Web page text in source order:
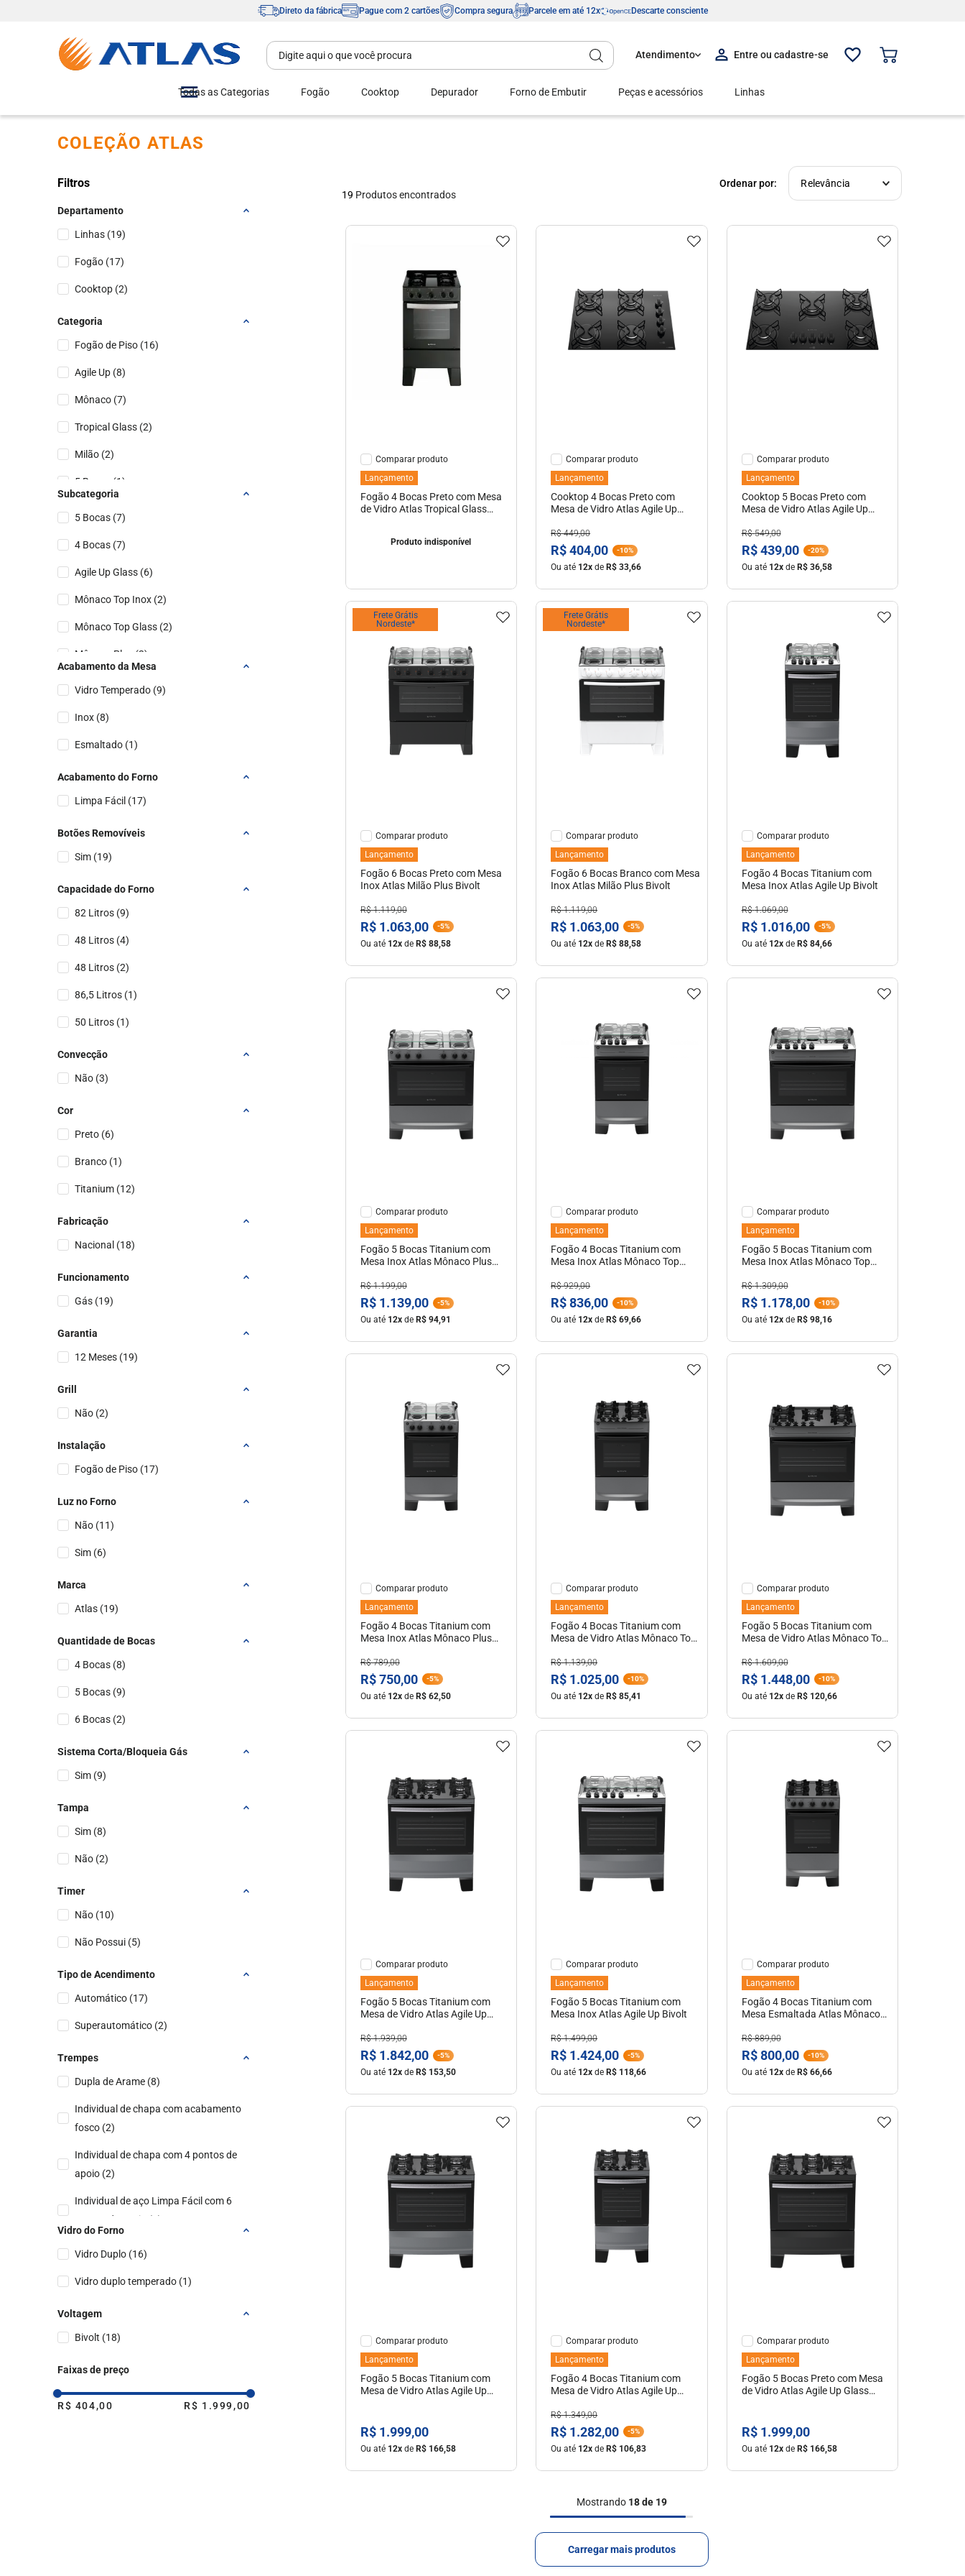
Direto da fábrica Pague com 2 cartões Compra segura Parcele em até 12x Descarte consciente
Digite aqui o que você procura Atendimento
Todas as Categorias Fogão Cooktop Depurador Forno de Embutir Peças e acessórios Linhas
COLEÇÃO ATLAS
Filtros
Departamento
Linhas (19)
Fogão (17)
Cooktop (2)
Categoria
Fogão de Piso (16)
Agile Up (8)
Mônaco (7)
Tropical Glass (2)
Milão (2)
5 Bocas (1)
Subcategoria
5 Bocas (7)
4 Bocas (7)
Agile Up Glass (6)
Mônaco Top Inox (2)
Mônaco Top Glass (2)
Mônaco Plus (2)
Acabamento da Mesa
Vidro Temperado (9)
Inox (8)
Esmaltado (1)
Acabamento do Forno
Limpa Fácil (17)
Botões Removíveis
Sim (19)
Capacidade do Forno
82 Litros (9)
48 Litros (4)
48 Litros (2)
86,5 Litros (1)
50 Litros (1)
Convecção
Não (3)
Cor
Preto (6)
Branco (1)
Titanium (12)
Fabricação
Nacional (18)
Funcionamento
Gás (19)
Garantia
12 Meses (19)
Grill
Não (2)
Instalação
Fogão de Piso (17)
Luz no Forno
Não (11)
Sim (6)
Marca
Atlas (19)
Quantidade de Bocas
4 Bocas (8)
5 Bocas (9)
6 Bocas (2)
Sistema Corta/Bloqueia Gás
Sim (9)
Tampa
Sim (8)
Não (2)
Timer
Não (10)
Não Possui (5)
Tipo de Acendimento
Automático (17)
Superautomático (2)
Trempes
Dupla de Arame (8)
Individual de chapa com acabamento
fosco (2)
Individual de chapa com 4 pontos de
apoio (2)
Individual de aço Limpa Fácil com 6
pontos de apoio
( )
Individual de Aço com Acabamento
Limpa Fácil
Vidro do Forno
Vidro Duplo (16)
Vidro duplo temperado (1)
Voltagem
Bivolt (18)
Faixas de preço
R$ 404,00 R$ 1.999,00
19 Produtos
Relevância
Comparar
Lançamento
Fogão 4 Bocas Preto com Mesa
de Vidro Atlas Tropical Glass
Produto indisponível
Comparar
Lançamento
Cooktop 4 Bocas Preto com
Mesa de Vidro Atlas Agile Up
R$ 449,00
R$404,00 -10%
Ou até 12x de R$ 33,66
Comparar
Lançamento
Cooktop 5 Bocas Preto com
Mesa de Vidro Atlas Agile Up
R$ 549,00
R$ 439,00 -20%
Ou até 12xde R$ 36,58
Comparar
Lançamento
Frete Grátis
Nordeste*
Fogão 6 Bocas Preto com Mesa
Inox Atlas Milão Plus Bivolt
R$ 1.119,00
R$ 1.063,00 -5%
Ou até 12xde R$ 88,58
Comparar
Lançamento
Frete Grátis
Nordeste*
Fogão 6 Bocas Branco com Mesa
Inox Atlas Milão Plus Bivolt
R$ 1.119,00
R$ 1.063,00 -5%
Ou até 12x deR$ 88,58
Comparar
Lançamento
Fogão 4 Bocas Titanium com
Mesa Inox Atlas Agile Up Bivolt
R$ 1.069,00
R$ 1.016,00 -5%
Ou até 12xde R$ 84,66
Comparar
Lançamento
Fogão 5 Bocas Titanium com
Mesa Inox Atlas Mônaco Plus
R$ 1.199,00
R$ 1.139,00 -5%
Ou até 12xde R$ 94,91
Comparar
Lançamento
Fogão 4 Bocas Titanium com
Mesa Inox Atlas Mônaco Top
R$ 929,00
R$836,00 -10%
Ou até 12x de R$ 69,66
Comparar
Lançamento
Fogão 5 Bocas Titanium com
Mesa Inox Atlas Mônaco Top
R$ 1.309,00
R$ 1.178,00 -10%
Ou até 12xde R$ 98,16
Comparar
Lançamento
Fogão 4 Bocas Titanium com
Mesa Inox Atlas Mônaco Plus
R$ 789,00
R$ 750,00 -5%
Ou até 12xde R$ 62, 50
Comparar
Lançamento
Fogão 4 Bocas Titanium com
Mesa de Vidro Atlas Mônaco Top
R$ 1.139,00
R$ 1.025,00 -10%
Ou até 12x deR$ 85 ,41
Comparar
Lançamento
Fogão 5 Bocas Titanium com
Mesa de Vidro Atlas Mônaco Top
R$ 1.609,00
R$ 1.448,00 -10%
Ou até 12xde R$ 120, 66
Comparar
Lançamento
Fogão 5 Bocas Titanium com
Mesa de Vidro Atlas Agile Up
R$ 1.939,00
R$ 1.842,00 -5%
Ou até 12xde R$ 153,50
Comparar
Lançamento
Fogão 5 Bocas Titanium com
Mesa Inox Atlas Agile Up Bivolt
R$ 1.499,00
R$ 1.424,00 -5%
Ou até 12x de R$ 118,66
Comparar
Lançamento
Fogão 4 Bocas Titanium com
Mesa Esmaltada Atlas Mônaco
R$ 889,00
R$ 800,00 -10%
Ou até 12xde R$ 66,66
Comparar
Lançamento
Fogão 5 Bocas Titanium com
Mesa de Vidro Atlas Agile Up
R$ 1.999,00
Ou até 12xde R$ 166, 58
Comparar
Lançamento
Fogão 4 Bocas Titanium com
Mesa de Vidro Atlas Agile Up
R$ 1.349,00
R$ 1.282,00 -5%
Ou até 12x deR$ 106 ,83
Comparar
Lançamento
Fogão 5 Bocas Preto com Mesa
de Vidro Atlas Agile Up Glass
R$ 1.999,00
Ou até 12xde R$ 166, 58
Mostrando 18 de 19
buscados
1º fogão 4 bocas
mesa vidro